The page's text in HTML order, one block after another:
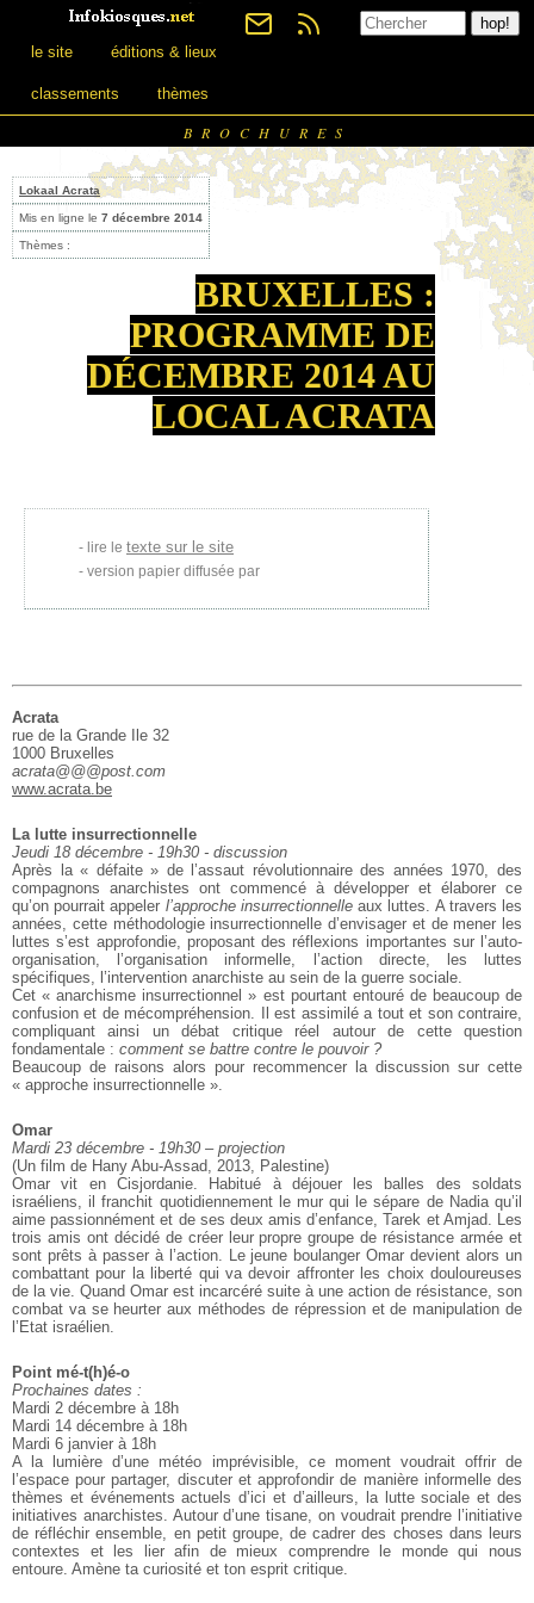
le site éditions & lieux
classements thèmes
BROCHURES
Lokaal Acrata
Mis en ligne le 7 décembre 2014
Thèmes :
BRUXELLES :
PROGRAMME DE
DÉCEMBRE 2014 AU
LOCAL ACRATA
lire le texte sur le site
version papier diffusée par
Acrata
rue de la Grande Ile 32
1000 Bruxelles
acrata@@@post.com
www.acrata.be
La lutte insurrectionnelle
Jeudi 18 décembre - 19h30 - discussion
Après la « défaite » de l’assaut révolutionnaire des années 1970, des
compagnons anarchistes ont commencé à développer et élaborer ce
qu’on pourrait appeler l’approche insurrectionnelleaux luttes. A travers les
années, cette méthodologie insurrectionnelle d’envisager et de mener les
luttes s’est approfondie, proposant des réflexions importantes sur l’auto-
organisation,
l’organisation informelle, l’action directe, les luttes
spécifiques, l’intervention anarchiste au sein de la guerre sociale.
Cet « anarchisme insurrectionnel » est pourtant entouré de beaucoup de
confusion et de mécompréhension. Il est assimilé a tout et son contraire,
compliquant ainsi un débat critique réel autour de cette question
fondamentale : comment se battre contre le pouvoir ?
Beaucoup de raisons alors pour recommencer la discussion sur cette
« approche insurrectionnelle ».
Omar
Mardi 23 décembre - 19h30 – projection
(Un film de Hany Abu-Assad, 2013, Palestine)
Omar vit en Cisjordanie. Habitué à déjouer les balles des soldats
israéliens, ilfranchit quotidiennement le mur qui le sépare de Nadia qu’il
aime passionnémentet de ses deux amis d’enfance, Tarek et Amjad. Les
trois amis ont décidé de créer leur propre groupe de résistance armée et
sont prêts à passer à l’action. Le jeune boulanger Omar devient alors un
combattant pour la liberté qui vadevoir affronter les choix douloureuses
de la vie. Quand Omar est incarcéré suite à une action de résistance, son
combat va se heurter aux méthodes de répression et de manipulation de
l’Etat israélien.
Point mé-t(h)é-o
Prochaines dates :
Mardi 2 décembre à 18h
Mardi 14 décembre à 18h
Mardi 6 janvier à 18h
A la lumière d’une météo imprévisible, ce moment voudrait offrir de
l’espace pour partager, discuter et approfondir de manière informelle des
thèmes et événements actuels d’ici et d’ailleurs, la lutte sociale et des
initiatives anarchistes. Autour d’une tisane, on voudrait prendre l’initiative
de réfléchir ensemble, en petit groupe, de cadrer des choses dans leurs
contextes et les lier afin de mieux comprendre le monde qui nous
entoure. Amène ta curiosité et ton esprit critique.